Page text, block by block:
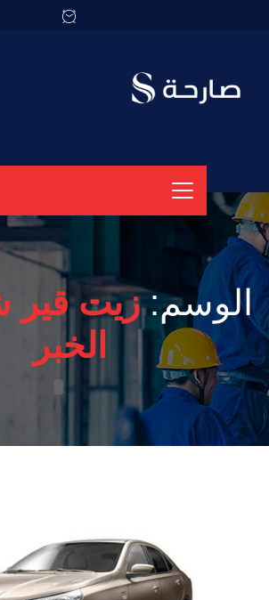
الوسم:زيت قير
الخبر